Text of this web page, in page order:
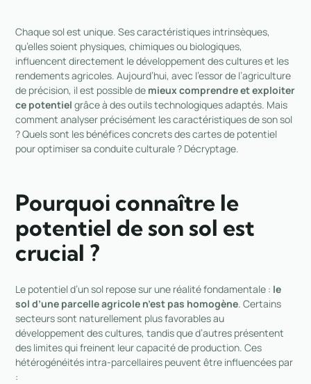
Chaque sol est unique. Ses caractéristiques intrinsèques,
qu’elles soient physiques, chimiques ou biologiques,
influencent directement le développement des cultures et les
rendements agricoles. Aujourd’hui, avec l’essor de l’agriculture
de précision, il est possible de mieux comprendre et exploiter
ce potentiel grâce à des outils technologiques adaptés. Mais
comment analyser précisément les caractéristiques de son sol
? Quels sont les bénéfices concrets des cartes de potentiel
pour optimiser sa conduite culturale ? Décryptage.
Pourquoi connaître le
potentiel de son sol est
crucial ?
Le potentiel d’un sol repose sur une réalité fondamentale : le
sol d’une parcelle agricole n’est pas homogène. Certains
secteurs sont naturellement plus favorables au
développement des cultures, tandis que d’autres présentent
des limites qui freinent leur capacité de production. Ces
hétérogénéités intra-parcellaires peuvent être influencées par
: